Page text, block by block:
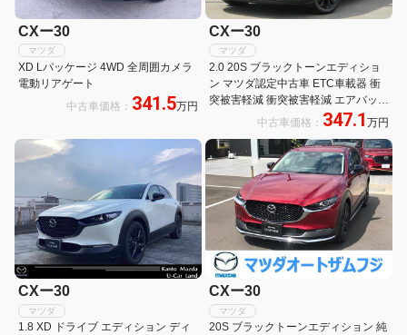
CXー30
マツダ
XD Lパッケージ 4WD 全周囲カメラ
電動リアゲート
中古車価格： 341.5万円
CXー30
マツダ
2.0 20S ブラックトーンエディショ
ン マツダ認定中古車 ETC車載器 衝
突被害軽減 衝突被害軽減 エアバッグ
Bカメラ DVDプレーヤー メモリーナ
ビTV フルセグ アルミホイール Iスト
ップ ABS
中古車価格： 347.1 万円
CXー30
マツダ
1.8 XD ドライブ エディション ディ
CXー30
マツダ
20S ブラックトーンエディション 純